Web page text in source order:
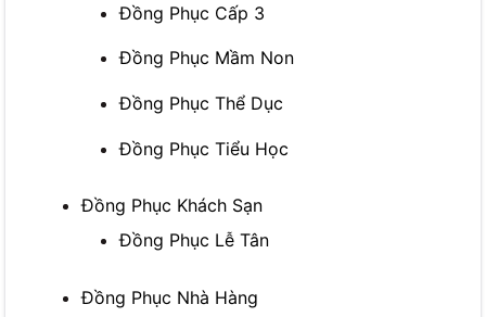
Đồng Phục Cấp 3
Đồng Phục Mầm Non
Đồng Phục Thể Dục
Đồng Phục Tiểu Học
Đồng Phục Khách Sạn
Đồng Phục Lễ Tân
Đồng Phục Nhà Hàng